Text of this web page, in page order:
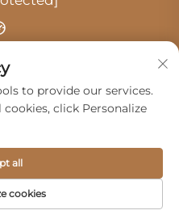
Hangzhou Guangji
-
Kontaktieren Sie uns
to provide our services.
click Personalize
cookies
all